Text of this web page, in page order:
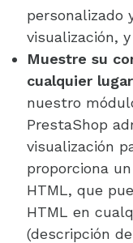
personalizado
visualización,
Muestre su
cualquier
nuestro
PrestaShop
visualización
proporciona
HTML, que
HTML en
(descripción